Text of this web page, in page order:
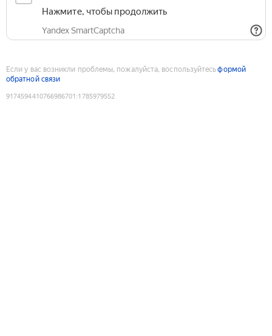
Нажмите, чтобы продолжить
Yandex SmartCaptcha
Если у вас возникли проблемы, пожалуйста, воспользуйтесьформой
обратной связи
9174594410766986701 :1785979552